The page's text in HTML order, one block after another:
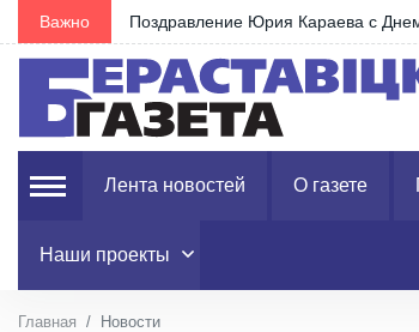
Важно Около 200
Лента новостей О газете
Наши проекты
Главная Новости